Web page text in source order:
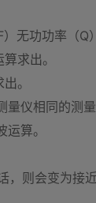
功功率（Q
求出。
。
仪相同的测量
算。
则会变为接